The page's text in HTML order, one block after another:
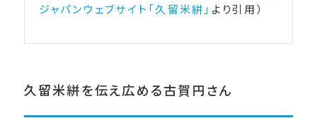
ジャパンウェブサイト「久留米絣」 より引用）
久留米絣を伝え広める古賀円さん